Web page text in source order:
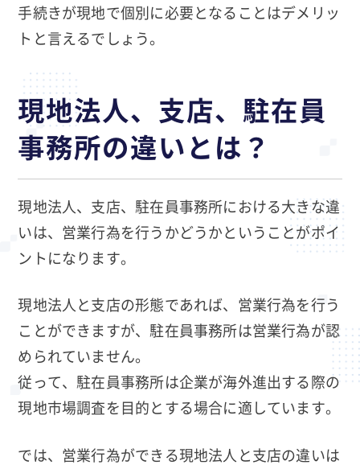
手続きが現地で個別に必要となることはデメリッ
トと言えるでしょう。
現地法人、支店、駐在員
事務所の違いとは？
現地法人、支店、駐在員事務所における大きな違
いは、営業行為を行うかどうかということがポイ
ントになります。
現地法人と支店の形態であれば、営業行為を行う
ことができますが、駐在員事務所は営業行為が認
められていません。
従って、駐在員事務所は企業が海外進出する際の
現地市場調査を目的とする場合に適しています。
では、営業行為ができる現地法人と支店の違いは